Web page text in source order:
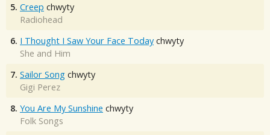
5. Creep chwyty
Radiohead
6. I Thought I Saw Your Face Today chwyty
She and Him
7. Sailor Song chwyty
Gigi Perez
8. You Are My Sunshine chwyty
Folk Songs